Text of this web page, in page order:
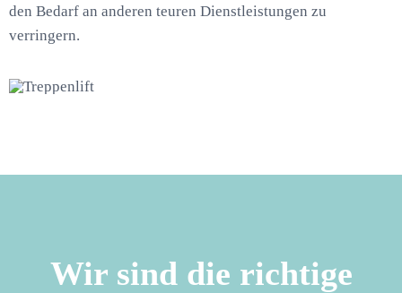
den Bedarf an anderen teuren Dienstleistungen zu
verringern.
Wir sind die richtige